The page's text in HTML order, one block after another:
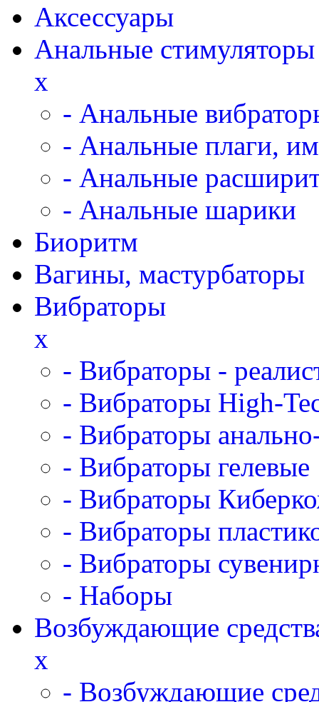
Аксессуары
Анальные стимуляторы
x
- Анальные
- Анальные плаги,
- Анальные
- Анальные шарики
Биоритм
Вагины, мастурбаторы
Вибраторы
x
- Вибраторы -
- Вибраторы High-
- Вибраторы
- Вибраторы гелевые
- Вибраторы
- Вибраторы
- Вибраторы
- Наборы
Возбуждающие
x
- Возбуждающие